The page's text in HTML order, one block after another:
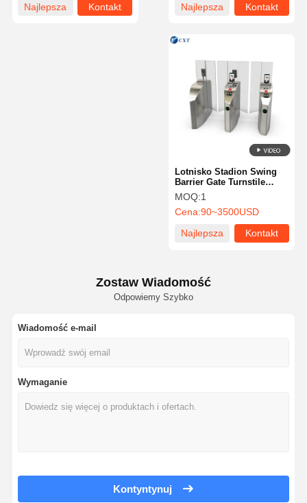
Wycieczka
Po Fabryce
Nowości Sprawy
Poproś O
Bramka obrotowa statywu
Obrotowa Brama Barierowa
Brama Bariery Klapowej
Najlepsza
Kontakt
Najlepsza
Kontakt
Lotnisko Stadion Swing
Barrier Gate Turnstile
Swinging Access Gates
510S
MOQ:1
Cena:90~3500USD
Najlepsza
Kontakt
Zostaw Wiadomość
Odpowiemy Szybko
Wiadomość e-mail
Wymaganie
Kontyntynuj